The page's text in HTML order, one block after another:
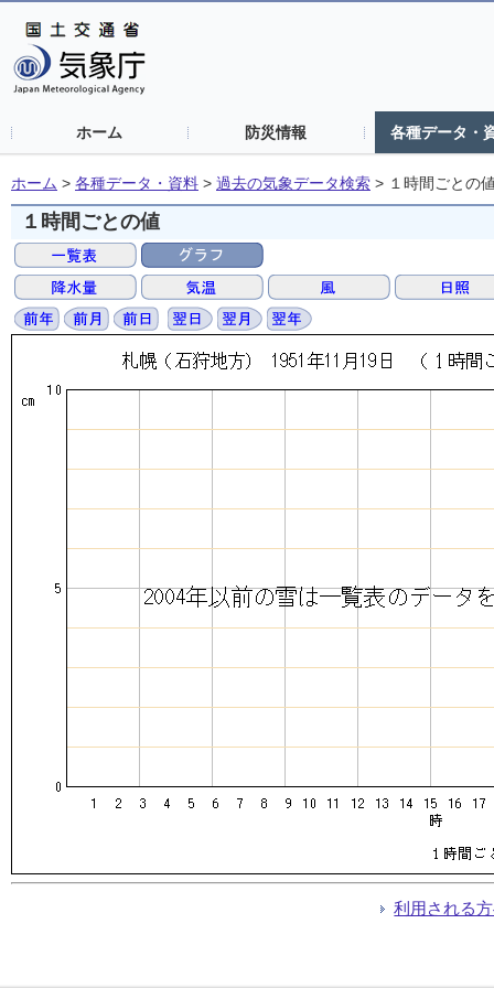
ホーム 防災情報 各種データ・
ホーム > 各種データ・資料 > 過去の気象データ検索 > １時間ごとの
１時間ごとの値
利用される